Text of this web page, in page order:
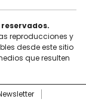
reservados.
reproducciones y
desde este sitio
que resulten